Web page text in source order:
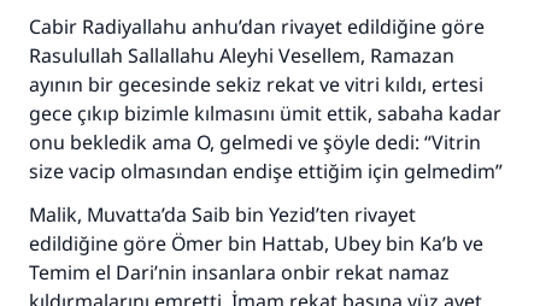
Cabir Radiyallahu anhu’dan rivayet edildiğine göre
Rasulullah Sallallahu Aleyhi Vesellem, Ramazan
ayının bir gecesinde sekiz rekat ve vitri kıldı, ertesi
gece çıkıp bizimle kılmasını ümit ettik, sabaha kadar
onu bekledik ama O, gelmedi ve şöyle dedi: “Vitrin
size vacip olmasından endişe ettiğim için gelmedim”
Malik, Muvatta’da Saib bin Yezid’ten rivayet
edildiğine göre Ömer bin Hattab, Ubey bin Ka’b ve
Temim el Dari’nin insanlara onbir rekat namaz
110845 Nolu Cevap, bir evliliği
kurtardı.